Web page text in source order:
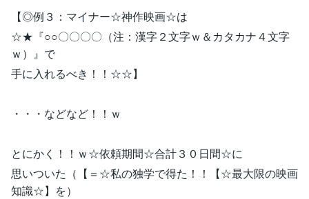
【◎例３：マイナー☆神作映画☆は
☆★『○○〇〇〇〇（注：漢字２文字ｗ＆カタカナ４文字
ｗ）』で
手に入れるべき！！☆☆】
・・・などなど！！ｗ
とにかく！！ｗ☆依頼期間☆合計３０日間☆に
思いついた（【＝☆私の独学で得た！！【☆最大限の映画
知識☆】を）